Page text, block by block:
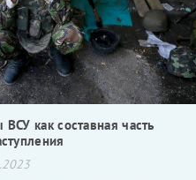
как составная часть